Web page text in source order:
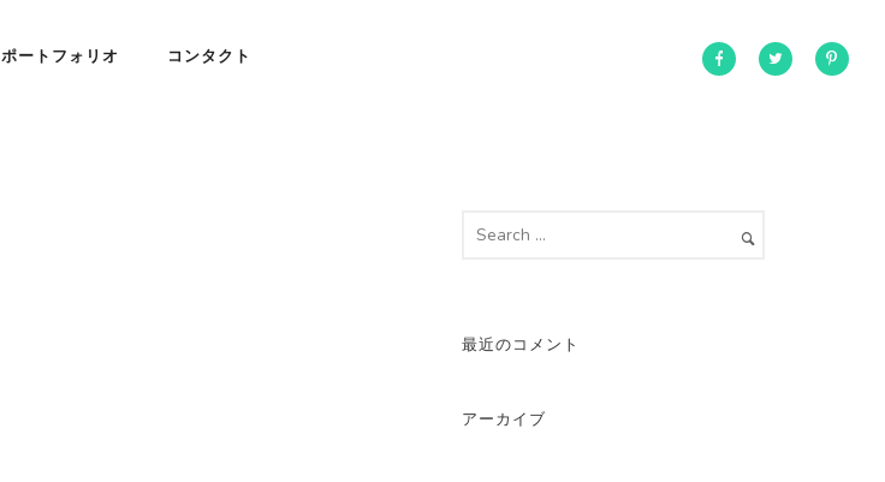
ポートフォリオ コンタクト
最近のコメント
アーカイブ